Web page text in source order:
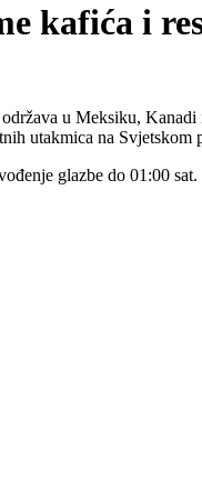
kafića i
u Meksiku,
utakmica na Svjetskom
glazbe do 01:00 sat.